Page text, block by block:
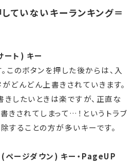
ていないキーランキング＝
ト) キー
このボタンを押した後からは、入
どんどん上書きされていきます。
したいときは楽ですが、正直な
きされてしまって…！というトラブ
することの方が多いキーです。
ージダウン) キー・PageUP